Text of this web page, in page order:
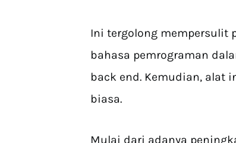
Ini tergolong mempersulit
bahasa pemrograman
back end. Kemudian, alat
biasa.
Mulai dari adanya